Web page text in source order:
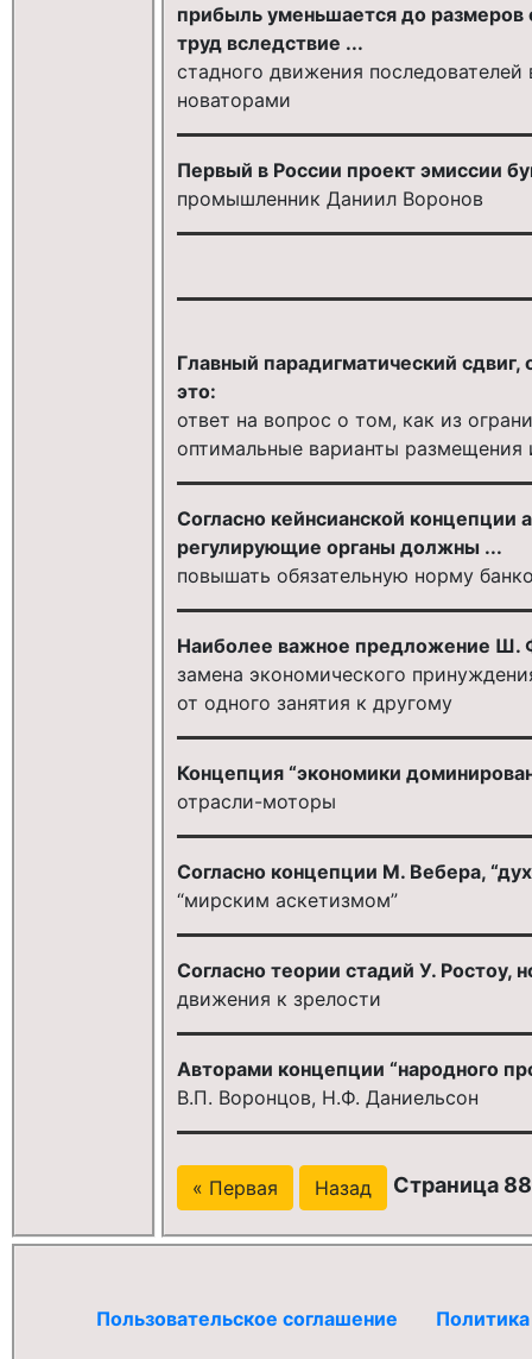
прибыль уменьшается до размеров
труд вследствие ...
стадного движения
новаторами
Первый в России проект эмиссии
промышленник Даниил Воронов
Главный парадигматический
это:
ответ на вопрос о том, как из
оптимальные варианты размещения
Согласно кейнсианской
регулирующие органы должны ...
повышать обязательную норму
Наиболее важное предложение Ш.
замена экономического
от одного занятия к другому
Концепция “экономики
отрасли-моторы
Согласно концепции М. Вебера,
“мирским аскетизмом”
Согласно теории стадий У. Ростоу,
движения к зрелости
Авторами концепции “народного
В.П. Воронцов, Н.Ф. Даниельсон
« Первая Назад Страница
Пользовательское соглашение